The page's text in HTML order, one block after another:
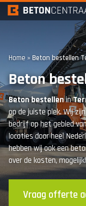
Home » Beton bestellen
Beton
Betonbestellenin
op de juiste plek. Wij
bedrijf op het gebied
locaties door heel
hebben wij ook een
over de kosten,
Vraag offerte